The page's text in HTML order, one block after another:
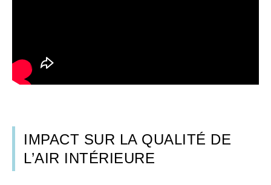
IMPACT SUR LA QUALITÉ DE
L’AIR INTÉRIEURE